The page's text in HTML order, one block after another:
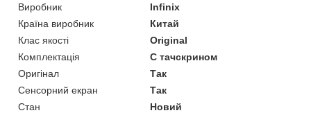
Виробник
Infinix
Країна виробник
Китай
Клас якості
Original
Комплектація
С тачскрином
Оригінал
Так
Сенсорний екран
Так
Стан
Новий